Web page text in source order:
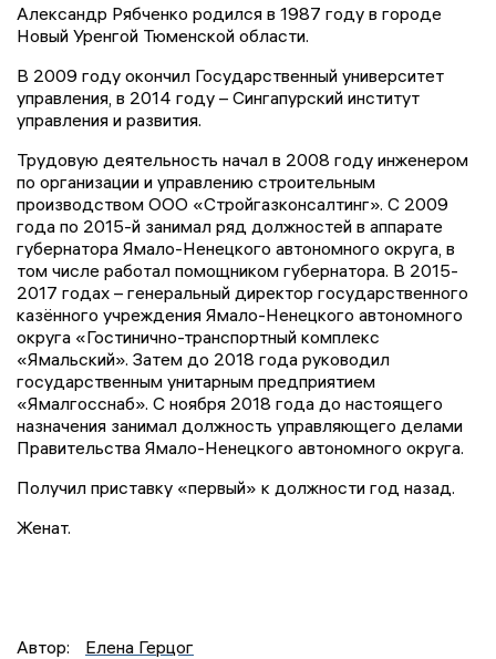
Александр Рябченко родился в 1987 году в городе
Новый Уренгой Тюменской области.
В 2009 году окончил Государственный университет
управления, в 2014 году – Сингапурский институт
управления и развития.
Трудовую деятельность начал в 2008 году инженером
по организации и управлению строительным
производством ООО «Стройгазконсалтинг». С 2009
года по 2015-й занимал ряд должностей в аппарате
губернатора Ямало-Ненецкого автономного округа, в
том числе работал помощником губернатора. В 2015-
2017 годах – генеральный директор государственного
казённого учреждения Ямало-Ненецкого автономного
округа «Гостинично-транспортный комплекс
«Ямальский». Затем до 2018 года руководил
государственным унитарным предприятием
«Ямалгосснаб». С ноября 2018 года до настоящего
назначения занимал должность управляющего делами
Правительства Ямало-Ненецкого автономного округа.
Получил приставку «первый» к должности год назад.
Женат.
Автор: Елена Герцог